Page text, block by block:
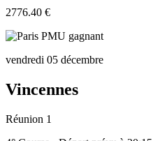
2776.40 €
vendredi 05 décembre
Vincennes
Réunion 1